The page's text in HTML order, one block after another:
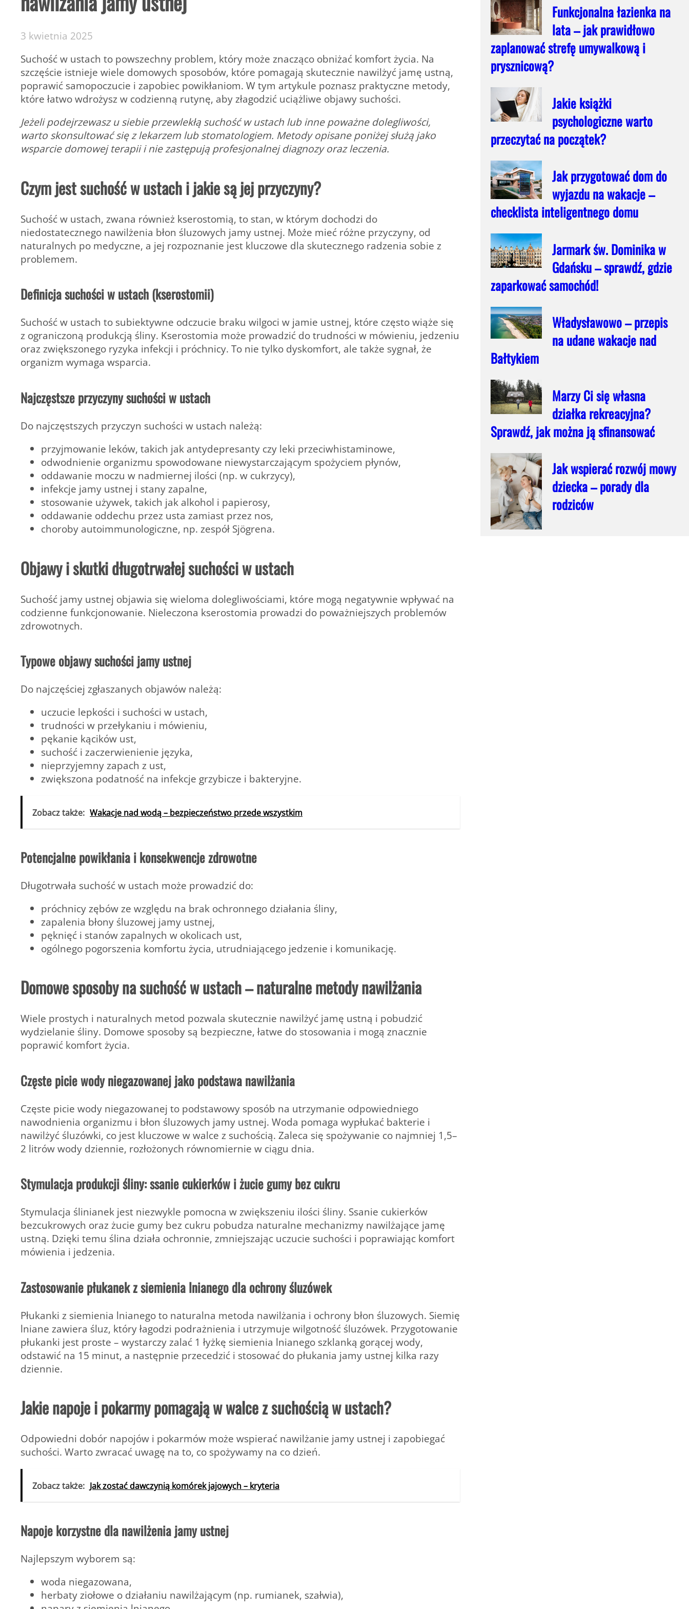
3 kwietnia 2025
Suchość w ustach to powszechny problem, który może znacząco obniżać komfort życia. Na
szczęście istnieje wiele domowych sposobów, które pomagają skutecznie nawilżyć jamę ustną,
poprawić samopoczucie i zapobiec powikłaniom. W tym artykule poznasz praktyczne metody,
które łatwo wdrożysz w codzienną rutynę, aby złagodzić uciążliwe objawy suchości.
Jeżeli podejrzewasz u siebie przewlekłą suchość w ustach lub inne poważne dolegliwości,
warto skonsultować się z lekarzem lub stomatologiem. Metody opisane poniżej służą jako
wsparcie domowej terapii i nie zastępują profesjonalnej diagnozy oraz leczenia.
Czym jest suchość w ustach i jakie są jej przyczyny?
Suchość w ustach, zwana również kserostomią, to stan, w którym dochodzi do
niedostatecznego nawilżenia błon śluzowych jamy ustnej. Może mieć różne przyczyny, od
naturalnych po medyczne, a jej rozpoznanie jest kluczowe dla skutecznego radzenia sobie z
problemem.
Definicja suchości w ustach (kserostomii)
Suchość w ustach to subiektywne odczucie braku wilgoci w jamie ustnej, które często wiąże się
z ograniczoną produkcją śliny. Kserostomia może prowadzić do trudności w mówieniu, jedzeniu
oraz zwiększonego ryzyka infekcji i próchnicy. To nie tylko dyskomfort, ale także sygnał, że
organizm wymaga wsparcia.
Najczęstsze przyczyny suchości w ustach
Do najczęstszych przyczyn suchości w ustach należą:
przyjmowanie leków, takich jak antydepresanty czy leki przeciwhistaminowe,
odwodnienie organizmu spowodowane niewystarczającym spożyciem płynów,
oddawanie moczu w nadmiernej ilości (np. w cukrzycy),
infekcje jamy ustnej i stany zapalne,
stosowanie używek, takich jak alkohol i papierosy,
oddawanie oddechu przez usta zamiast przez nos,
choroby autoimmunologiczne, np. zespół Sjögrena.
Objawy i skutki długotrwałej suchości w ustach
Suchość jamy ustnej objawia się wieloma dolegliwościami, które mogą negatywnie wpływać na
codzienne funkcjonowanie. Nieleczona kserostomia prowadzi do poważniejszych problemów
zdrowotnych.
Typowe objawy suchości jamy ustnej
Do najczęściej zgłaszanych objawów należą:
uczucie lepkości i suchości w ustach,
trudności w przełykaniu i mówieniu,
pękanie kącików ust,
suchość i zaczerwienienie języka,
nieprzyjemny zapach z ust,
zwiększona podatność na infekcje grzybicze i bakteryjne.
Zobacz także: Wakacje nad wodą – bezpieczeństwo przede wszystkim
Potencjalne powikłania i konsekwencje zdrowotne
Długotrwała suchość w ustach może prowadzić do:
próchnicy zębów ze względu na brak ochronnego działania śliny,
zapalenia błony śluzowej jamy ustnej,
pęknięć i stanów zapalnych w okolicach ust,
ogólnego pogorszenia komfortu życia, utrudniającego jedzenie i komunikację.
Domowe sposoby na suchość w ustach – naturalne metody nawilżania
Wiele prostych i naturalnych metod pozwala skutecznie nawilżyć jamę ustną i pobudzić
wydzielanie śliny. Domowe sposoby są bezpieczne, łatwe do stosowania i mogą znacznie
poprawić komfort życia.
Częste picie wody niegazowanej jako podstawa nawilżania
Częste picie wody niegazowanej to podstawowy sposób na utrzymanie odpowiedniego
nawodnienia organizmu i błon śluzowych jamy ustnej. Woda pomaga wypłukać bakterie i
nawilżyć śluzówki, co jest kluczowe w walce z suchością. Zaleca się spożywanie co najmniej 1,5–
2 litrów wody dziennie, rozłożonych równomiernie w ciągu dnia.
Stymulacja produkcji śliny: ssanie cukierków i żucie gumy bez cukru
Stymulacja ślinianek jest niezwykle pomocna w zwiększeniu ilości śliny. Ssanie cukierków
bezcukrowych oraz żucie gumy bez cukru pobudza naturalne mechanizmy nawilżające jamę
ustną. Dzięki temu ślina działa ochronnie, zmniejszając uczucie suchości i poprawiając komfort
mówienia i jedzenia.
Zastosowanie płukanek z siemienia lnianego dla ochrony śluzówek
Płukanki z siemienia lnianego to naturalna metoda nawilżania i ochrony błon śluzowych. Siemię
lniane zawiera śluz, który łagodzi podrażnienia i utrzymuje wilgotność śluzówek. Przygotowanie
płukanki jest proste – wystarczy zalać 1 łyżkę siemienia lnianego szklanką gorącej wody,
odstawić na 15 minut, a następnie przecedzić i stosować do płukania jamy ustnej kilka razy
dziennie.
Jakie napoje i pokarmy pomagają w walce z suchością w ustach?
Odpowiedni dobór napojów i pokarmów może wspierać nawilżanie jamy ustnej i zapobiegać
suchości. Warto zwracać uwagę na to, co spożywamy na co dzień.
Zobacz także: Jak zostać dawczynią komórek jajowych – kryteria
Napoje korzystne dla nawilżenia jamy ustnej
Najlepszym wyborem są:
woda niegazowana,
herbaty ziołowe o działaniu nawilżającym (np. rumianek, szałwia),
Funkcjonalna łazienka na
lata – jak prawidłowo
zaplanować strefę umywalkową i
prysznicową?
Jakie książki
psychologiczne warto
przeczytać na początek?
Jak przygotować dom do
wyjazdu na wakacje –
checklista inteligentnego domu
Jarmark św. Dominika w
Gdańsku – sprawdź, gdzie
zaparkować samochód!
Władysławowo – przepis
na udane wakacje nad
Bałtykiem
Marzy Ci się własna
działka rekreacyjna?
Sprawdź, jak można ją sfinansować
Jak wspierać rozwój mowy
dziecka – porady dla
rodziców